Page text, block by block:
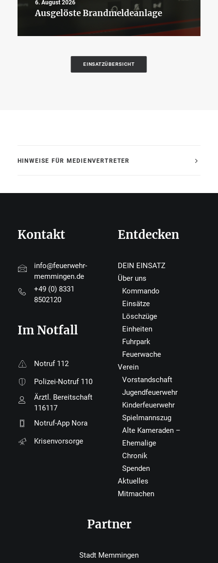
6. August 2026
Ausgelöste Brandmeldeanlage
EINSATZÜBERSICHT
HINWEISE FÜR MEDIENVERTRETER
Kontakt
info@feuerwehr-
memmingen.de
+49 (0) 8331
8502120
Im Notfall
Notruf 112
Polizei-Notruf 110
Ärztl. Bereitschaft
116117
Notruf-App Nora
Krisenvorsorge
Entdecken
DEIN EINSATZ
Über uns
Kommando
Einsätze
Löschzüge
Einheiten
Fuhrpark
Feuerwache
Verein
Vorstandschaft
Jugendfeuerwehr
Kinderfeuerwehr
Spielmannszug
Alte Kameraden –
Ehemalige
Chronik
Spenden
Aktuelles
Mitmachen
Partner
Stadt Memmingen